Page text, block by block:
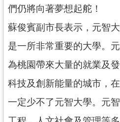
服
青
資
介
們仍將向著夢想起舵！
蘇俊賓副市長表示，元智
是一所非常重要的大學。
為桃園帶來大量的就業及
科技及創新能量的城市，
一定少不了元智大學。元